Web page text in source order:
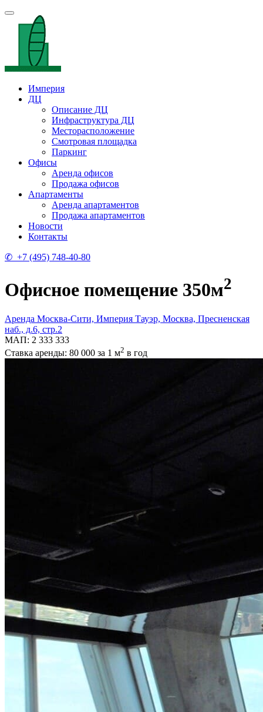
Империя
ДЦ
Описание ДЦ
Инфраструктура ДЦ
Месторасположение
Смотровая площадка
Паркинг
Офисы
Аренда офисов
Продажа офисов
Апартаменты
Аренда апартаментов
Продажа апартаментов
Новости
Контакты
✆ +7 (495) 748-40-80
Офисное помещение 350м2
Аренда Москва-Сити, Империя Тауэр, Москва, Пресненская
наб., д.6, стр.2
МАП: 2 333 333
Ставка аренды: 80 000 за 1 м2 в год